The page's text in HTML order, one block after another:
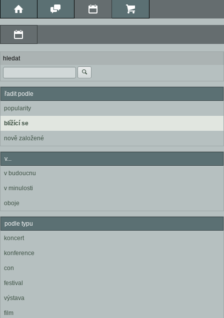
hledat
řadit podle
popularity
blížící se
nově založené
v...
v budoucnu
v minulosti
oboje
podle typu
koncert
konference
con
festival
výstava
film